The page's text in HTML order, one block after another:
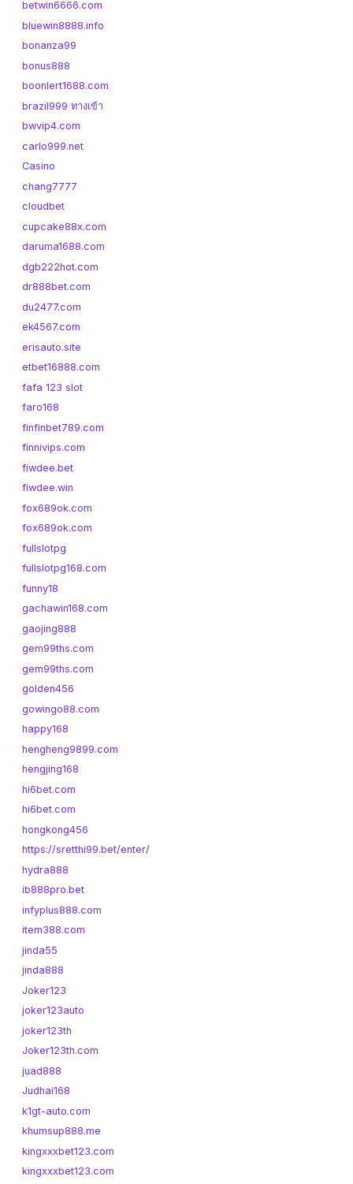
betwin6666.com
bluewin8888.info
bonanza99
bonus888
boonlert1688.com
brazil999 ทางเข้า
bwvip4.com
carlo999.net
Casino
chang7777
cloudbet
cupcake88x.com
daruma1688.com
dgb222hot.com
dr888bet.com
du2477.com
ek4567.com
erisauto.site
etbet16888.com
fafa 123 slot
faro168
finfinbet789.com
finnivips.com
fiwdee.bet
fiwdee.win
fox689ok.com
fox689ok.com
fullslotpg
fullslotpg168.com
funny18
gachawin168.com
gaojing888
gem99ths.com
gem99ths.com
golden456
gowingo88.com
happy168
hengheng9899.com
hengjing168
hi6bet.com
hi6bet.com
hongkong456
https://sretthi99.bet/enter/
hydra888
ib888pro.bet
infyplus888.com
item388.com
jinda55
jinda888
Joker123
joker123auto
joker123th
Joker123th.com
juad888
Judhai168
k1gt-auto.com
khumsup888.me
kingxxxbet123.com
kingxxxbet123.com